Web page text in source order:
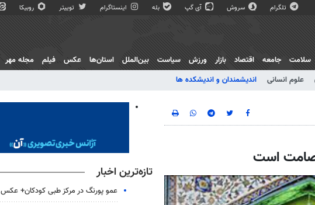
تلگرام سروش آی گپ بله اینستاگرام توییتر روبیکا
علوم انسانی اندیشمندان و اندیشکده ها
سلامت جامعه اقتصاد بازار ورزش سیاست بین‌الملل استان‌ها عکس فیلم مجله مهر
صامت است
تازه‌ترین اخبار
عمو پورنگ در مرکز طبی کودکان+ عکس